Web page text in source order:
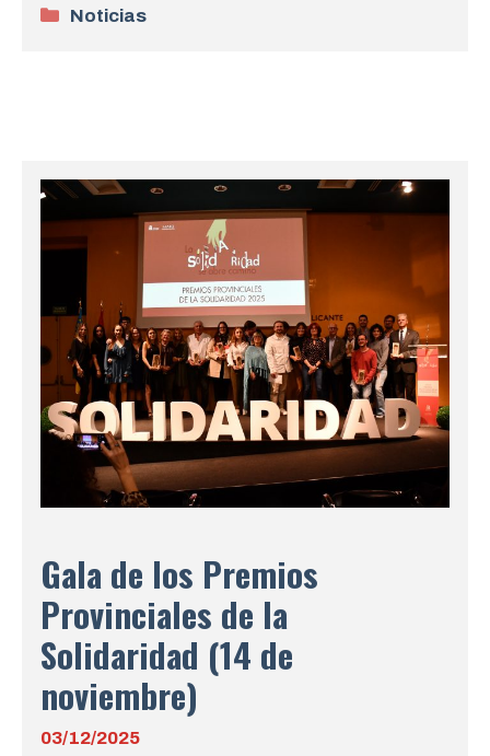
Categorías
Noticias
Gala de los Premios
Provinciales de la
Solidaridad (14 de
noviembre)
03/12/2025